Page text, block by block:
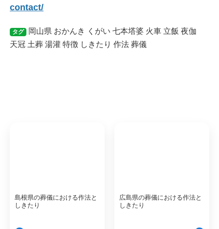
contact/
タグ 岡山県 おかんき くがい 七本塔婆 火車 立飯 夜伽
天冠 土葬 湯灌 特徴 しきたり 作法 葬儀
島根県の葬儀における作法と
しきたり
広島県の葬儀における作法と
しきたり